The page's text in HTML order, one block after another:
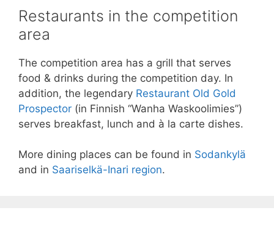
Restaurants in the competition
area
The competition area has a grill that serves
food & drinks during the competition day. In
addition, the legendary Restaurant Old Gold
Prospector (in Finnish “Wanha Waskoolimies”)
serves breakfast, lunch and à la carte dishes.
More dining places can be found in Sodankylä
and in Saariselkä-Inari region.